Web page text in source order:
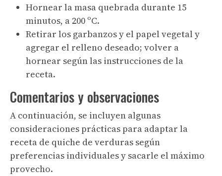
Hornear la masa quebrada durante 15
minutos, a 200 ºC.
Retirar los garbanzos y el papel vegetal y
agregar el relleno deseado; volver a
hornear según las instrucciones de la
receta.
Comentarios y observaciones
A continuación, se incluyen algunas
consideraciones prácticas para adaptar la
receta de quiche de verduras según
preferencias individuales y sacarle el máximo
provecho.